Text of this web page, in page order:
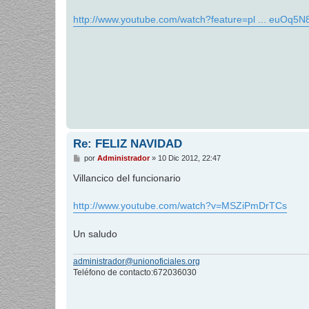
j
e
http://www.youtube.com/watch?feature=pl ...
Re: FELIZ NAVIDAD
M
n
s
j
e
por Administrador» 10 Dic 2012, 22:47
Villancico del funcionario
http://www.youtube.com/watch?v=MSZiPmDrTCs
Un saludo
administrador@unionoficiales.org
Teléfono de contacto:672036030